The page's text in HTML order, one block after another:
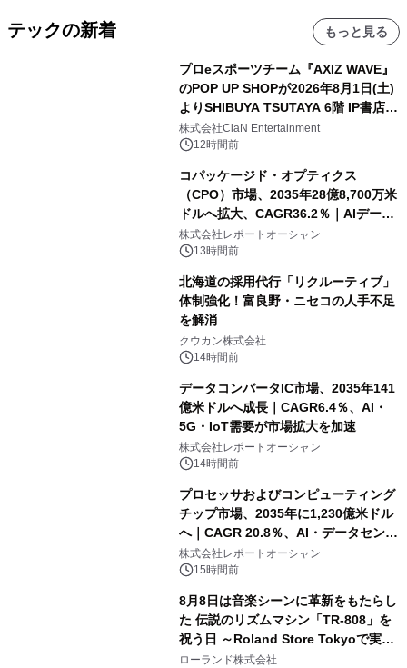
テックの新着 もっと見る
プロeスポーツチーム『AXIZ WAVE』
のPOP UP SHOPが2026年8月1日(土)
よりSHIBUYA TSUTAYA 6階 IP書店で
開催決定！！
株式会社ClaN Entertainment
12時間前
コパッケージド・オプティクス
（CPO）市場、2035年28億8,700万米
ドルへ拡大、CAGR36.2％｜AIデータ
センター・高速光通信需要が成長を加
速
株式会社レポートオーシャン
13時間前
北海道の採用代行「リクルーティブ」
体制強化！富良野・ニセコの人手不足
を解消
クウカン株式会社
14時間前
データコンバータIC市場、2035年141
億米ドルへ成長｜CAGR6.4％、AI・
5G・IoT需要が市場拡大を加速
株式会社レポートオーシャン
14時間前
プロセッサおよびコンピューティング
チップ市場、2035年に1,230億米ドル
へ｜CAGR 20.8％、AI・データセンタ
ー需要が成長を牽引
株式会社レポートオーシャン
15時間前
8月8日は音楽シーンに革新をもたらし
た 伝説のリズムマシン「TR-808」を
祝う日 ～Roland Store Tokyoで実機
を展示しての 記念キャンペーンを開
ローランド株式会社